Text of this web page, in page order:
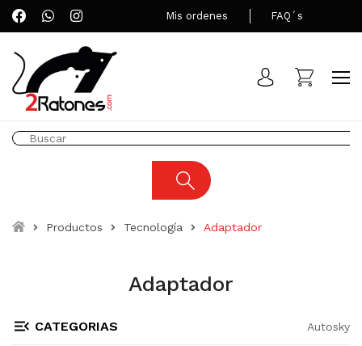
Mis ordenes FAQ´s
Productos Tecnología Adaptador
Adaptador
CATEGORIAS Autosky